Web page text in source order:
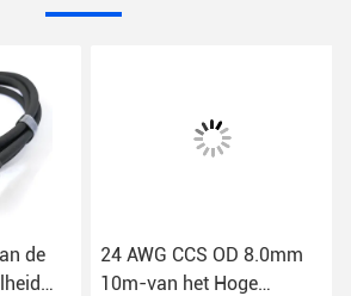
de
24 AWG CCS OD 8.0mm
10m-van het Hoge